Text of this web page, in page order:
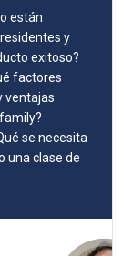
están
y
exitoso?
factores
ventajas
se necesita
una clase de